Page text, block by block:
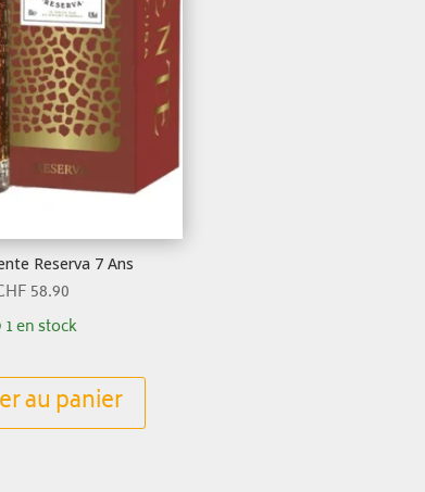
Reserva 7 Ans
58.90
1 en stock
au panier